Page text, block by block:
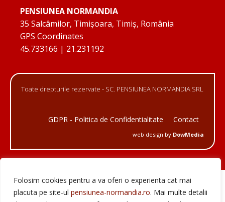
Folosim cookies pentru a va oferi o experienta cat mai
placuta pe site-ul pensiunea-normandia.ro. Mai multe detalii
PENSIUNEA NORMANDIA
35 Salcâmilor, Timișoara, Timiș, România
GPS Coordinates
45.733166 | 21.231192
Toate drepturile rezervate - SC. PENSIUNEA NORMANDIA SRL
GDPR - Politica de Confidentialitate Contact
web design by DowMedia